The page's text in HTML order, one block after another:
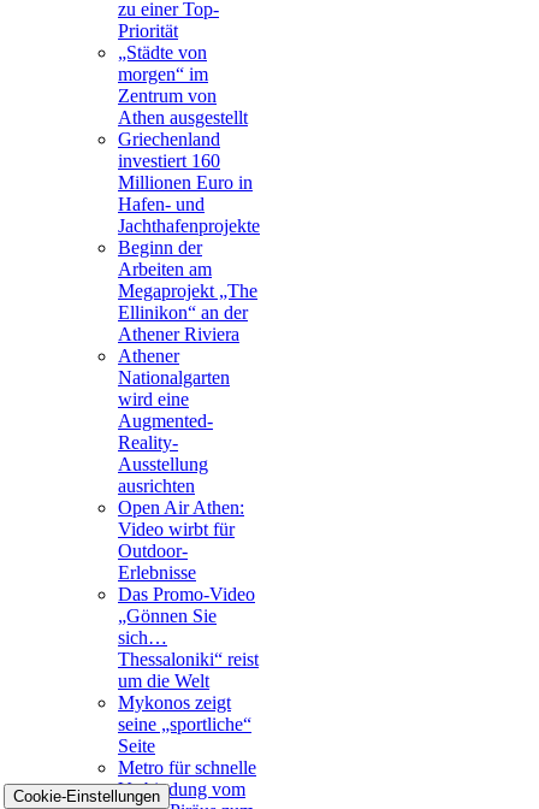
zu einer Top-
Priorität
„Städte von
morgen“ im
Zentrum von
Athen ausgestellt
Griechenland
investiert 160
Millionen Euro in
Hafen- und
Jachthafenprojekte
Beginn der
Arbeiten am
Megaprojekt „The
Ellinikon“ an der
Athener Riviera
Athener
Nationalgarten
wird eine
Augmented-
Reality-
Ausstellung
ausrichten
Open Air Athen:
Video wirbt für
Outdoor-
Erlebnisse
Das Promo-Video
„Gönnen Sie
sich…
Thessaloniki“ reist
um die Welt
Mykonos zeigt
seine „sportliche“
Seite
Metro für schnelle
Verbindung vom
Cookie-Einstellungen